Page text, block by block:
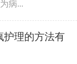
病...
护理的方法有